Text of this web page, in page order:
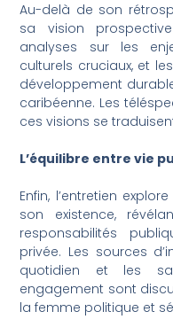
Au-delà de son
sa vision
analyses sur les
culturels cruciaux, et
développement
caribéenne. Les
ces visions se
L’équilibre entre vie
Enfin, l’entretien
son existence,
responsabilités
privée. Les sources
quotidien et les
engagement sont
la femme politique et